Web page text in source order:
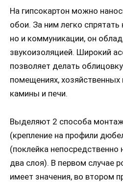
На гипсокартон можно
обои. За ним легко спрятать
но и коммуникации, он
звукоизоляцией. Широкий
позволяет делать
помещениях,
камины и печи.
Выделяют 2 способа
(крепление на профили
(поклейка непосредственно
два слоя). В первом случае
имеет значения, во втором